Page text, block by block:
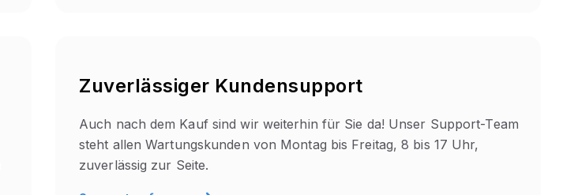
Zuverlässiger Kundensupport
Auch nach dem Kauf sind wir weiterhin für Sie da! Unser Support-Team
steht allen Wartungskunden von Montag bis Freitag, 8 bis 17 Uhr,
zuverlässig zur Seite.